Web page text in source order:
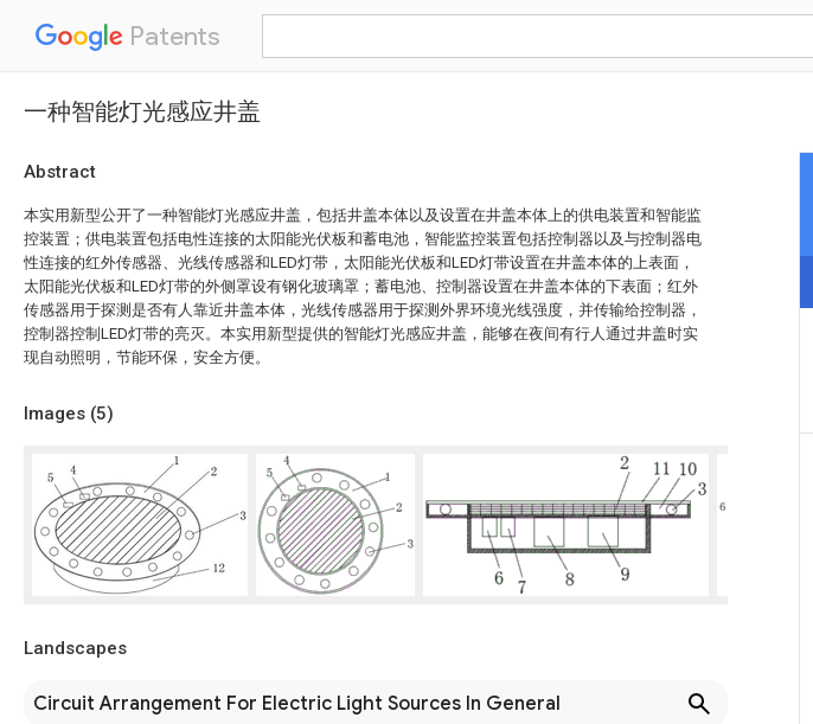
Patents
一种智能灯光感应井盖
Abstract
本实用新型公开了一种智能灯光感应井盖，包括井盖本体以及设置在井盖本体上的供电装置和智能监
控装置；供电装置包括电性连接的太阳能光伏板和蓄电池，智能监控装置包括控制器以及与控制器电
性连接的红外传感器、光线传感器和LED灯带，太阳能光伏板和LED灯带设置在井盖本体的上表面，
太阳能光伏板和LED灯带的外侧罩设有钢化玻璃罩；蓄电池、控制器设置在井盖本体的下表面；红外
传感器用于探测是否有人靠近井盖本体，光线传感器用于探测外界环境光线强度，并传输给控制器，
控制器控制LED灯带的亮灭。本实用新型提供的智能灯光感应井盖，能够在夜间有行人通过井盖时实
现自动照明，节能环保，安全方便。
Images (5)
Landscapes
Circuit Arrangement For Electric Light Sources In General